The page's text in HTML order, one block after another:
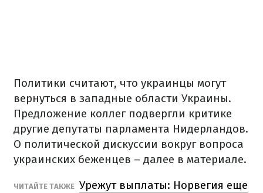
Политики считают, что украинцы могут
вернуться в западные области Украины.
Предложение коллег подвергли критике
другие депутаты парламента Нидерландов.
О политической дискуссии вокруг вопроса
украинских беженцев – далее в материале.
ЧИТАЙТЕ ТАКЖЕ Урежут выплаты: Норвегия еще